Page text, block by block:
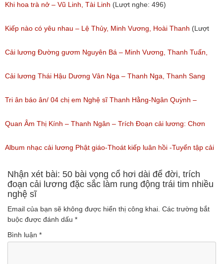
Giàu
(Lượt nghe: 1,251)
Khi hoa trà nở – Vũ Linh, Tài Linh (Lượt nghe: 496)
Kiếp nào có yêu nhau – Lệ Thủy, Minh Vương, Hoài Thanh (Lượt
nghe: 1,059)
Cải lương Đường gươm Nguyên Bá – Minh Vương, Thanh Tuấn,
Thanh Kim Huệ, Chí Tâm, Thanh Sang
(Lượt nghe: 1,226)
Cải lương Thái Hậu Dương Vân Nga – Thanh Nga, Thanh Sang
nguyên tuồng
(Lượt nghe: 864)
Tri ân báo ân/ 04 chị em Nghệ sĩ Thanh Hằng-Ngân Quỳnh –
Thanh Ngọc – NSƯT Thanh Ngân
(Lượt nghe: 527)
Quan Âm Thị Kính – Thanh Ngân – Trích Đoạn cải lương: Chơn
Tâm 6
(Lượt nghe: 622)
Album nhạc cải lương Phật giáo-Thoát kiếp luân hồi -Tuyển tập cải
lương NSUT Thanh Ngân hay nhất
(Lượt nghe: 606)
Nhận xét bài: 50 bài vọng cổ hơi dài để đời, trích
đoạn cải lương đặc sắc làm rung động trái tim nhiều
nghệ sĩ
Email của bạn sẽ không được hiển thị công khai. Các trường bắt
buộc được đánh dấu *
Bình luận *